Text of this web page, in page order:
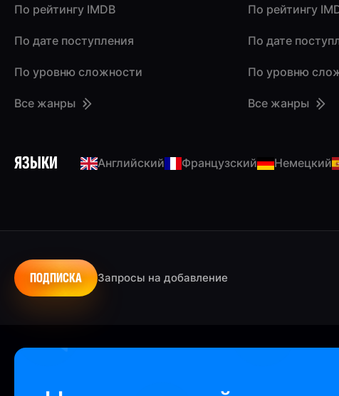
ЯЗЫКИ Английский Французский Немецкий
По рейтингу IMDB
По дате поступления
По уровню сложности
Все жанры
По рейтингу
По дате
По уровню
Все жанры
Запросы на добавление
ПОДПИСКА